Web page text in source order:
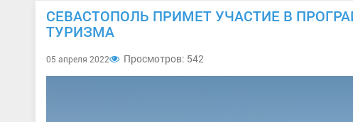
СЕВАСТОПОЛЬ ПРИМЕТ УЧАСТИЕ В
ТУРИЗМА
05 апреля 2022 Просмотров: 542